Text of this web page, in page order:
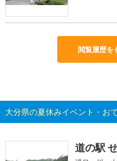
閲覧履歴を
大分県の夏休みイベント・お
道の駅